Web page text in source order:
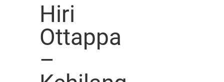
Hiri
Ottappa
–